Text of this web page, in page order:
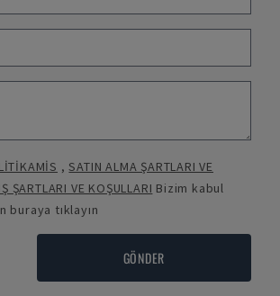
,SATIN ALMA ŞARTLARI VE
ŞARTLARI VE KOŞULLARI Bizim kabul
buraya tıklayın
GÖNDER